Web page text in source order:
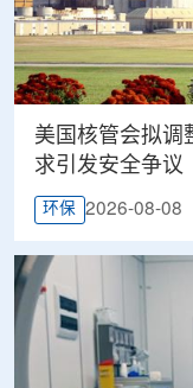
美国核管会拟调
求引发安全争议
环保 2026-08-08